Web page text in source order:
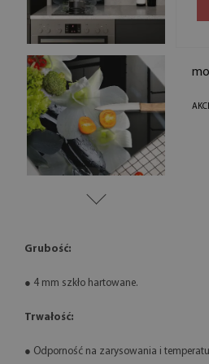
Grubość:
● 4 mm szkło hartowane.
Trwałość:
● Odporność na zarysowania i